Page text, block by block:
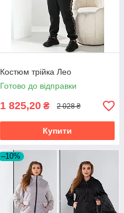
Костюм трійка Лео
Готово до відправки
1 825,20 ₴ 2 028 ₴
Купити
–10%